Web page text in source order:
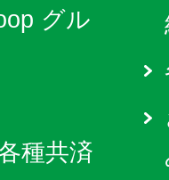
グル
種共済